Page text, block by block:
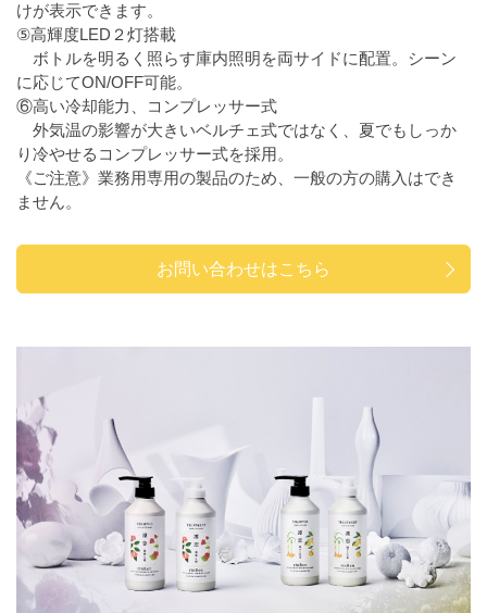
けが表示できます。
⑤高輝度LED２灯搭載
ボトルを明るく照らす庫内照明を両サイドに配置。シーン
に応じてON/OFF可能。
⑥高い冷却能力、コンプレッサー式
外気温の影響が大きいベルチェ式ではなく、夏でもしっか
り冷やせるコンプレッサー式を採用。
《ご注意》業務用専用の製品のため、一般の方の購入はでき
ません。
お問い合わせはこちら